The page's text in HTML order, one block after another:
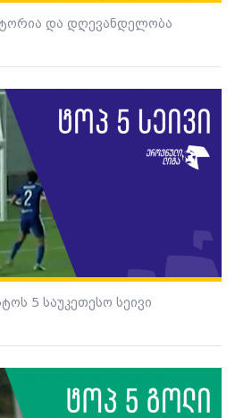
და დღევანდელობა
5 საუკეთესო სეივი